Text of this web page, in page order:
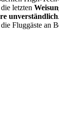
letzten
unverständlich
Fluggäste an